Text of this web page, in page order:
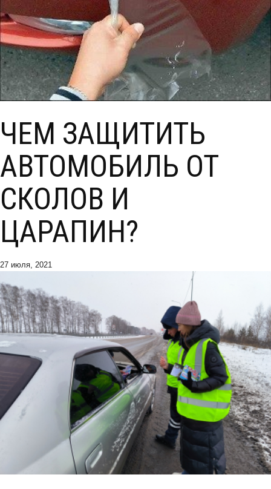
ЧЕМ ЗАЩИТИТЬ
АВТОМОБИЛЬ ОТ
СКОЛОВ И
ЦАРАПИН?
27 июля, 2021